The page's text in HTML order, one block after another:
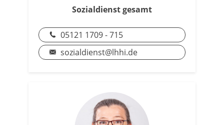
Sozialdienst gesamt
05121 1709 - 715
sozialdienst@lhhi.de